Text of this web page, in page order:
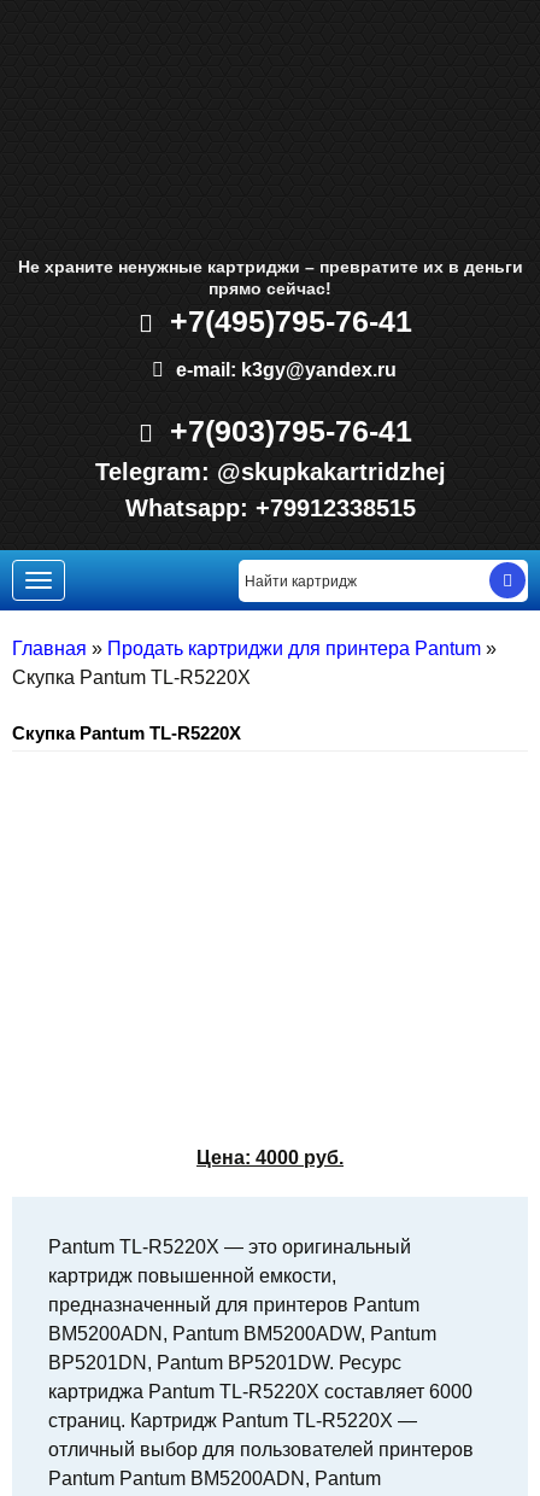
Не храните ненужные картриджи – превратите их в деньги
прямо сейчас!
+7(495)795-76-41
e-mail: k3gy@yandex.ru
+7(903)795-76-41
Telegram: @skupkakartridzhej
Whatsapp: +79912338515
Toggle
navigation
Главная » Продать картриджи для принтера Pantum »
Скупка Pantum TL-R5220X
Скупка Pantum TL-R5220X
Цена: 4000 руб.
Pantum TL-R5220X — это оригинальный
картридж повышенной емкости,
предназначенный для принтеров Pantum
BM5200ADN, Pantum BM5200ADW, Pantum
BP5201DN, Pantum BP5201DW. Ресурс
картриджа Pantum TL-R5220X составляет 6000
страниц. Картридж Pantum TL-R5220X —
отличный выбор для пользователей принтеров
Pantum Pantum BM5200ADN, Pantum